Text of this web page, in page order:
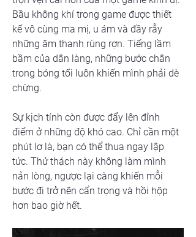
Bầu không khí trong game được thiết
kế vô cùng ma mị, u ám và đầy rẫy
những âm thanh rùng rợn. Tiếng lầm
bầm của dân làng, những bước chân
trong bóng tối luôn khiến mình phải dè
chừng.
Sự kịch tính còn được đẩy lên đỉnh
điểm ở những độ khó cao. Chỉ cần một
phút lơ là, bạn có thể thua ngay lập
tức. Thử thách này không làm mình
nản lòng, ngược lại càng khiến mỗi
bước đi trở nên cẩn trọng và hồi hộp
hơn bao giờ hết.